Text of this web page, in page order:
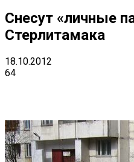
Снесут «личные
Стерлитамака
18.10.2012
64